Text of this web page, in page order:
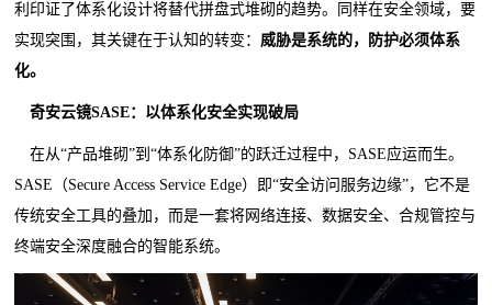
利印证了体系化设计将替代拼盘式堆砌的趋势。同样在安全领域，要
实现突围，其关键在于认知的转变： 威胁是系统的，防护必须体系
化。
奇安云镜SASE： 以体系化安全实现破局
在从“产品堆砌”到“体系化防御”的跃迁过程中，SASE应运而生。
SASE（Secure Access Service Edge）即“安全访问服务边缘”，它不是
传统安全工具的叠加，而是一套将网络连接、数据安全、合规管控与
终端安全深度融合的智能系统。